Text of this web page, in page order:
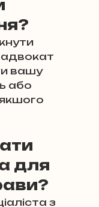
вашу
або
для
з